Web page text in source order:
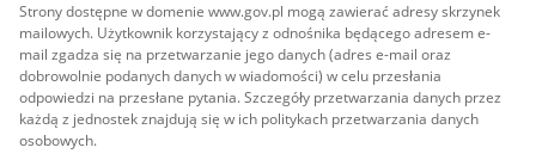
Strony dostępne w domenie www.gov.pl mogą zawierać adresy skrzynek
mailowych. Użytkownik korzystający z odnośnika będącego adresem e-
mail zgadza się na przetwarzanie jego danych (adres e-mail oraz
dobrowolnie podanych danych w wiadomości) w celu przesłania
odpowiedzi na przesłane pytania. Szczegóły przetwarzania danych przez
każdą z jednostek znajdują się w ich politykach przetwarzania danych
osobowych.